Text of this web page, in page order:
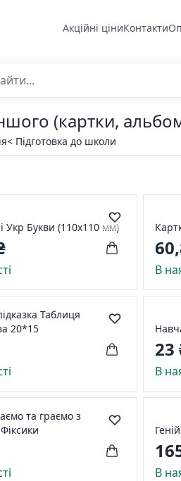
Акційні ціниКонтакти
(картки,
< Підготовка до школи
Укр Букви (110х110 мм)
В
Таблиця
20*15
23
В
та граємо з
В